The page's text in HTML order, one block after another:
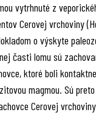
vytrhnuté z
Cerovej vrchoviny
o výskyte
časti lomu sú
ktoré boli
magmou. Sú
Cerovej